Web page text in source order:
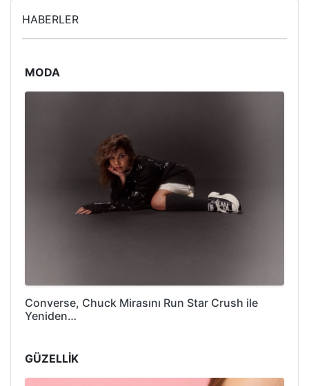
HABERLER
MODA
Converse, Chuck Mirasını Run Star Crush ile
Yeniden…
GÜZELLİK